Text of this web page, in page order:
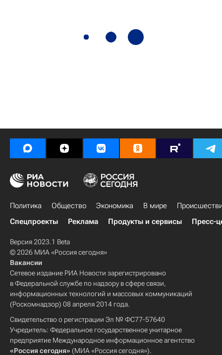
Политика Общество Экономика В мире
Спецпроекты
Реклама Продукты и сервисы Пресс-
Версия 2023.1 Beta
© 2026 МИА «Россия сегодня»
Вакансии
Сетевое издание РИА Новости зарегистрировано
в Федеральной службе по надзору в сфере связи,
информационных технологий и массовых коммуникаций
(Роскомнадзор) 08 апреля 2014 года.
Свидетельство о регистрации Эл № ФС77-57640
Учредитель: Федеральное государственное унитарное
предприятие Международное информационное агентство
«Россия сегодня» (МИА «Россия сегодня»).